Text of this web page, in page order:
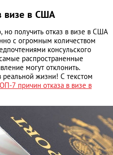
визе в США
получить отказ в визе в США
с огромным количеством
консульского
распространенные
могут отклонить.
реальной жизни! С текстом
7 причин отказа в визе в